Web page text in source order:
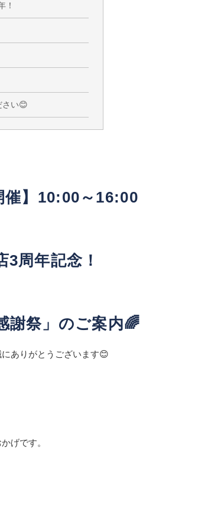
！
さい😊
催】10:00～16:00
3周年記念！
謝祭」のご案内🌈
ありがとうございます😊
げです。